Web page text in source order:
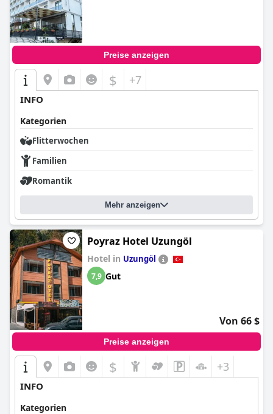
Preise anzeigen
$ +7
INFO
Kategorien
Flitterwochen
Familien
Romantik
Mehr anzeigen
Poyraz Hotel Uzungöl
Hotel in Uzungöl
7,9 Gut
Von 66 $
Preise anzeigen
$ +3
INFO
Kategorien